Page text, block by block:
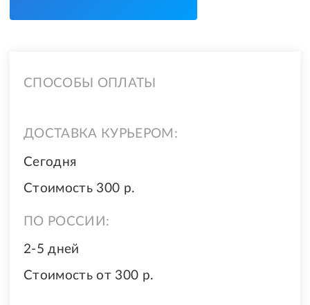
СПОСОБЫ ОПЛАТЫ
ДОСТАВКА КУРЬЕРОМ:
Сегодня
Стоимость 300 р.
ПО РОССИИ:
2-5 дней
Стоимость от 300 р.